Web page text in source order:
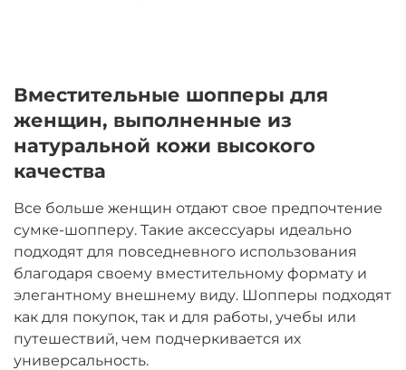
Вместительные шопперы для
женщин, выполненные из
натуральной кожи высокого
качества
Все больше женщин отдают свое предпочтение
сумке-шопперу. Такие аксессуары идеально
подходят для повседневного использования
благодаря своему вместительному формату и
элегантному внешнему виду. Шопперы подходят
как для покупок, так и для работы, учебы или
путешествий, чем подчеркивается их
универсальность.